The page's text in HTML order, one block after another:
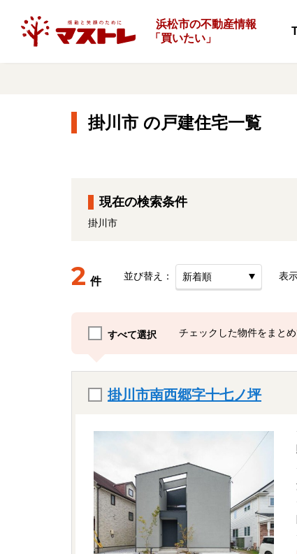
浜松市の不動産情報
「 買いたい」
掛川市 の戸建住宅一覧
現在の検索条件
掛川市
2 件 並び替え： 表
すべて選択 チェックした物件をまと
掛川市南西郷字十七ノ坪